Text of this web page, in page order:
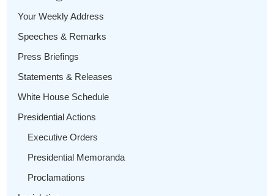
1600 Penn
Your Weekly Address
Speeches & Remarks
Press Briefings
Statements & Releases
White House Schedule
Presidential Actions
Executive Orders
Presidential Memoranda
Proclamations